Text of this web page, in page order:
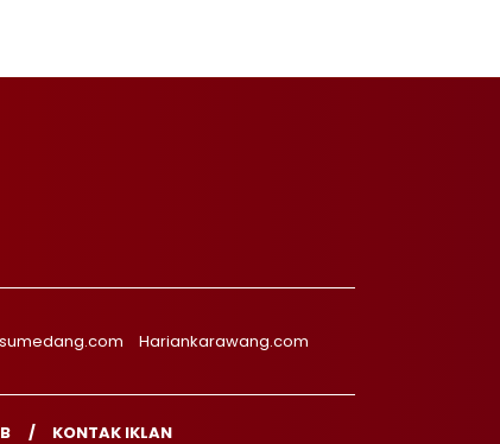
Hariankarawang.com
KONTAK IKLAN